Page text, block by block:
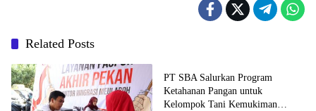
Related Posts
PT SBA Salurkan Program
Ketahanan Pangan untuk
Kelompok Tani Kemukiman